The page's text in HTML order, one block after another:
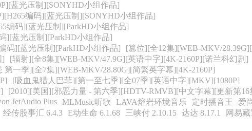
蓝光压制][SONYHD小组作品]
编码][蓝光压制][SONYHD小组作品]
编码][蓝光压制][ParkHD小组作品]
][蓝光压制][ParkHD小组作品]
码][蓝光压制][ParkHD小组作品]
[篡位][全12集][WEB-MKV/
]
[辐射][全8集][WEB-MKV/47.9G][英语中字][4K-2160P][诺兰科幻剧]
第一季][全7集][WEB-MKV/28.80G][简繁英字幕][4K-2160P]
[吸血鬼猎人巴菲][第一至七季][全07季][英语中字][MKV][1080P]
[2010][美国][邪恶力量 - 第六季][HDTV-RMVB][中文字幕][更新第16
JetAudio Plus MLMusic听歌 LAVA熔岩环境音乐 定时播音王 爱
经传股事汇 6.4.3 E动生命 6.1.68 三峡付 2.10.15 达达 8.17.1 网易藏